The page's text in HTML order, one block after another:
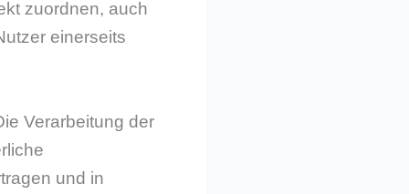
zuordnen, auch
einerseits
Verarbeitung der
und in